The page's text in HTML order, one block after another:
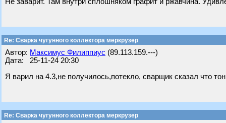
Re: Сварка чугунного коллектора меркрузер
Автор: Максимус Филиппиус (89.113.159.---)
Дата: 25-11-24 20:30
Я варил на 4.3,не получилось,потекло, сварщик сказал что
Re: Сварка чугунного коллектора меркрузер